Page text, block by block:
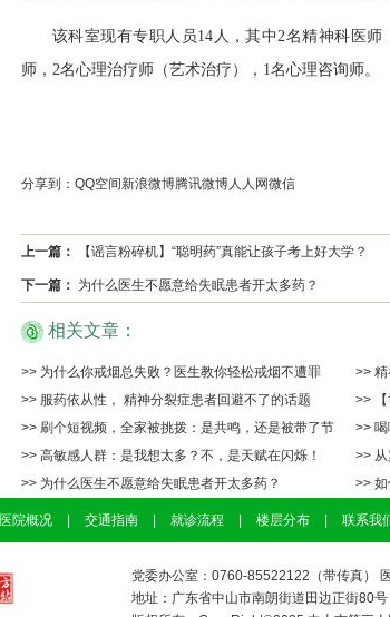
该科室现有专职人员14 人，其中2名精神科医师
师， 2名心理治疗师（艺术治疗）， 1名心理咨询师。
分享到： QQ空间新浪微博腾讯微博人人网微信
上一篇： 【谣言粉碎机】“聪明药”真能让孩子考上好大学？
下一篇： 为什么医生不愿意给失眠患者开太多药？
相关文章：
>> 为什么你戒烟总失败？医生教你轻松戒烟不遭罪
>>
>> 服药依从性， 精神分裂症患者回避不了的话题
>>
>> 刷个短视频，全家被挑拨：是共鸣，还是被带了节
>>
>> 高敏感人群：是我想太多？不，是天赋在闪烁！
>>
>> 为什么医生不愿意给失眠患者开太多药？
>>
医院概况 交通指南 就诊流程 楼层分布 联系我
党委办公室：0760-85522122（带传真）
地址：广东省中山市南朗街道田边正街80